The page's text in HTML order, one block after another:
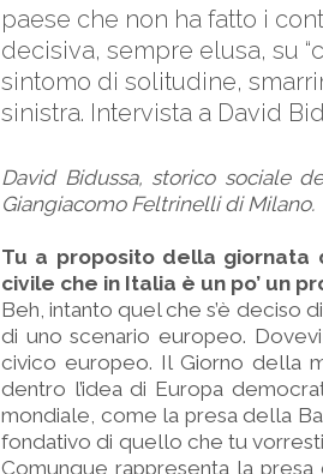
paese che non ha fatto i
decisiva, sempre elusa, su
sintomo di solitudine,
sinistra. Intervista a David
David Bidussa, storico sociale
Giangiacomo Feltrinelli di Milano.
Tu a proposito della giornata
civile che in Italia è un po’ un
Beh, intanto quel che s’è deciso
di uno scenario europeo.
civico europeo. Il Giorno della
dentro l’idea di Europa
mondiale, come la presa della
fondativo di quello che tu
Comunque rappresenta la